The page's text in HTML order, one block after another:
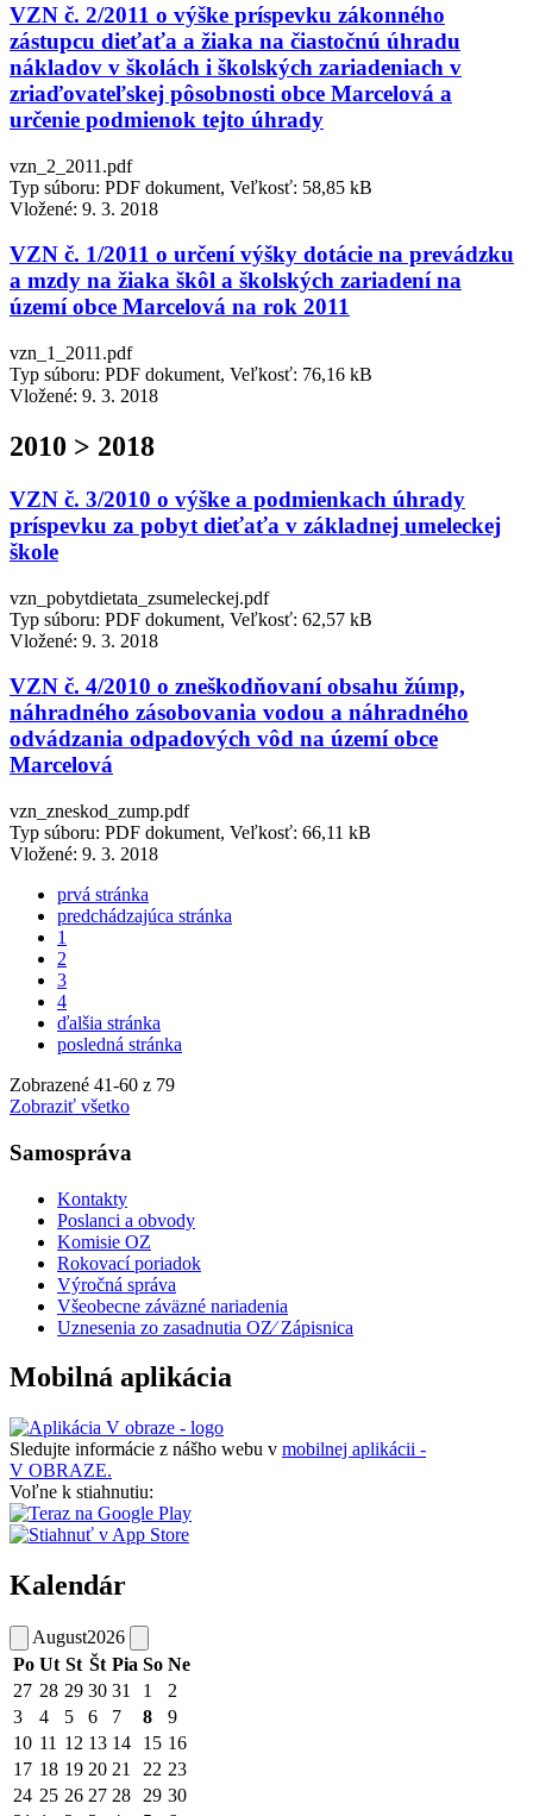
VZN č. 2/2011 o výške príspevku zákonného
zástupcu dieťaťa a žiaka na čiastočnú úhradu
nákladov v školách i školských zariadeniach v
zriaďovateľskej pôsobnosti obce Marcelová a
určenie podmienok tejto úhrady
vzn_2_2011.pdf
Typ súboru: PDF dokument, Veľkosť: 58,85 kB
Vložené: 9. 3. 2018
VZN č. 1/2011 o určení výšky dotácie na prevádzku
a mzdy na žiaka škôl a školských zariadení na
území obce Marcelová na rok 2011
vzn_1_2011.pdf
Typ súboru: PDF dokument, Veľkosť: 76,16 kB
Vložené: 9. 3. 2018
2010 > 2018
VZN č. 3/2010 o výške a podmienkach úhrady
príspevku za pobyt dieťaťa v základnej umeleckej
škole
vzn_pobytdietata_zsumeleckej.pdf
Typ súboru: PDF dokument, Veľkosť: 62,57 kB
Vložené: 9. 3. 2018
VZN č. 4/2010 o zneškodňovaní obsahu žúmp,
náhradného zásobovania vodou a náhradného
odvádzania odpadových vôd na území obce
Marcelová
vzn_zneskod_zump.pdf
Typ súboru: PDF dokument, Veľkosť: 66,11 kB
Vložené: 9. 3. 2018
prvá stránka
predchádzajúca stránka
1
2
3
4
ďalšia stránka
posledná stránka
Zobrazené 41-60 z 79
Zobraziť všetko
Samospráva
Kontakty
Poslanci a obvody
Komisie OZ
Rokovací poriadok
Výročná správa
Všeobecne záväzné nariadenia
Uznesenia zo zasadnutia OZ⁄ Zápisnica
Mobilná aplikácia
Sledujte informácie z nášho webu v mobilnej aplikácii -
V OBRAZE.
Voľne k stiahnutiu:
Kalendár
August2026
Po Ut St Št Pia So Ne
27 28 29 30 31 1
2
3
4 5 6 7 8
9
10 11 12 13 14 15 16
17 18 19 20 21 22 23
24 25 26 27 28 29 30